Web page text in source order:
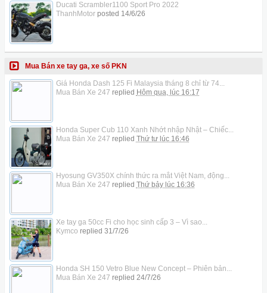
Ducati Scrambler1100 Sport Pro 2022
ThanhMotorposted 14/6/26
Mua Bán xe tay ga, xe số PKN
Giá Honda Dash 125 Fi Malaysia tháng 8 chỉ từ 74...
Mua Bán Xe 247 replied Hôm qua, lúc 16:17
Honda Super Cub 110 Xanh Nhớt nhập Nhật – Chiếc...
Mua Bán Xe 247 replied Thứ tư lúc 16:46
Hyosung GV350X chính thức ra mắt Việt Nam, động...
Mua Bán Xe 247 replied Thứ bảy lúc 16:36
Xe tay ga 50cc Fi cho học sinh cấp 3 – Vì sao...
Kymco replied 31/7/26
Honda SH 150 Vetro Blue New Concept – Phiên bản...
Mua Bán Xe 247 replied 24/7/26